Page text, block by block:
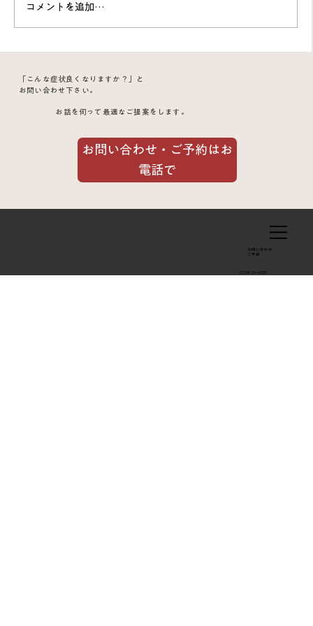
お問い合わせ・ご予約はお
電話で
「こんな症状良くなりますか？」と
お問い合わせ下さい。
お話を伺って最適なご提案をします。
コメントを追加…
0238-24-4525
お問い合わせ
​ご予約